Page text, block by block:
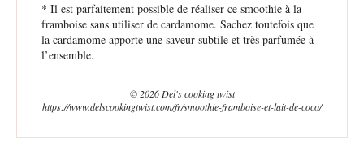
* Il est parfaitement possible de réaliser ce smoothie à la
framboise sans utiliser de cardamome. Sachez toutefois que
la cardamome apporte une saveur subtile et très parfumée à
l’ensemble.
© 2026 Del's cooking twist
https://www.delscookingtwist.com/fr/smoothie-framboise-et-lait-de-coco/